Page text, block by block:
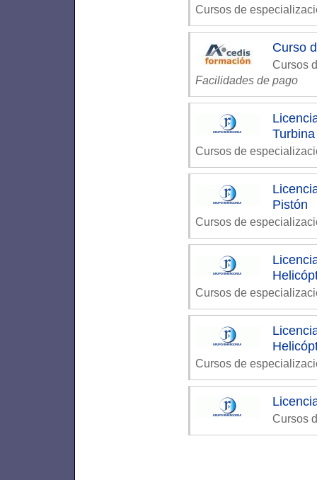
Cursos de
Curso
Cursos
Facilidades de pago
Turbina
Cursos de
Pistón
Cursos de
Cursos de
Cursos de
Cursos